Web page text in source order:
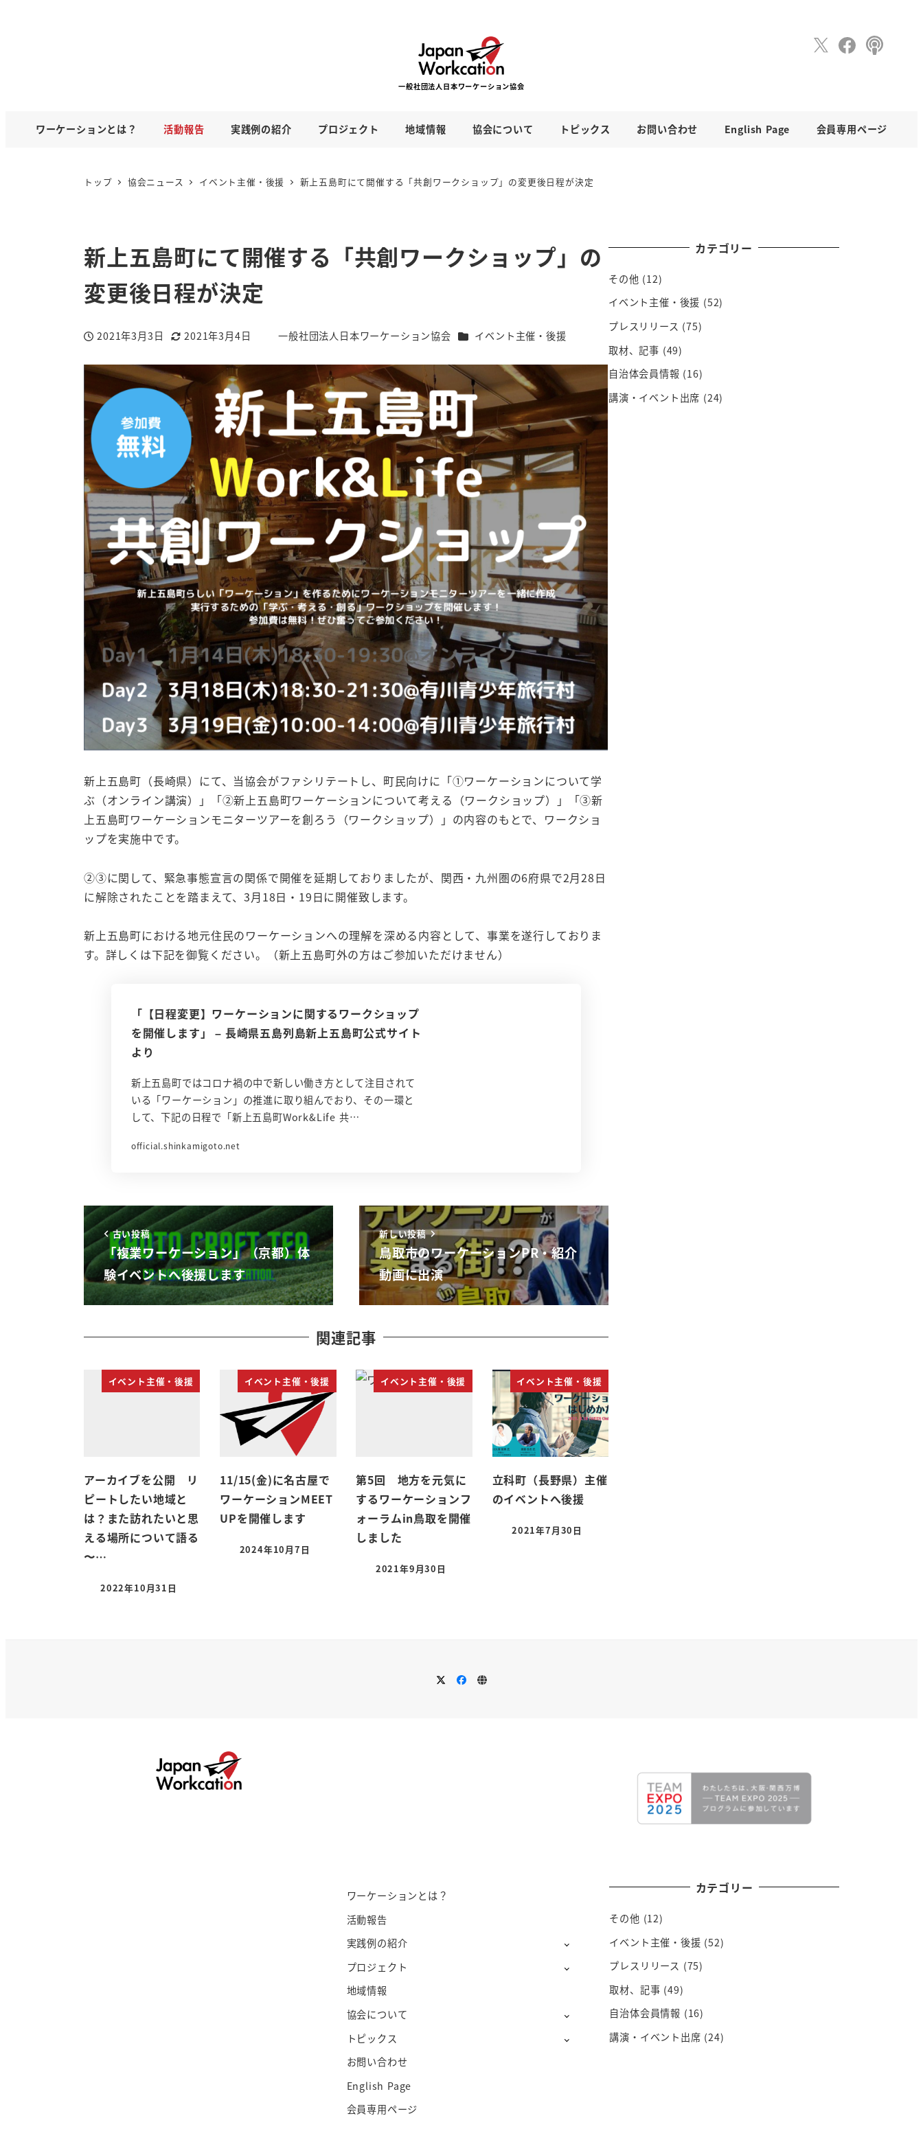
ワーケーションとは？ 活動報告 実践例の紹介 プロジェクト 地域情報 協会について トピックス お問い合わせ English Page 会員専用ページ
トップ 協会ニュース イベント主催・後援 新上五島町にて開催する「共創ワークショップ」の変更後日程が決定
新上五島町にて開催する「共創ワークショップ」の
変更後日程が決定
投稿日
2021年3月3日
更新日
2021年3月4日 一般社団法人日本ワーケーション協会 カテゴリー
イベント主催・後援
新上五島町（長崎県）にて、当協会がファシリテートし、町民向けに「①ワーケーションについて学
ぶ（オンライン講演）」「②新上五島町ワーケーションについて考える（ワークショップ）」「③新
上五島町ワーケーションモニターツアーを創ろう（ワークショップ）」の内容のもとで、ワークショ
ップを実施中です。
②③に関して、緊急事態宣言の関係で開催を延期しておりましたが、関西・九州圏の6府県で2月28日
に解除されたことを踏まえて、3月18日・19日に開催致します。
新上五島町における地元住民のワーケーションへの理解を深める内容として、事業を遂行しておりま
す。詳しくは下記を御覧ください。（新上五島町外の方はご参加いただけません）
「【日程変更】ワーケーションに関するワークショップ
を開催します」 – 長崎県五島列島新上五島町公式サイト
より
新上五島町ではコロナ禍の中で新しい働き方として注目されて
いる「ワーケーション」の推進に取り組んでおり、その一環と
して、下記の日程で「新上五島町Work&Life 共…
official.shinkamigoto.net
古い投稿
「複業ワーケーション」（京都）体
験イベントへ後援します
新しい投稿
鳥取市のワーケーションPR・紹介
動画に出演
関連記事
イベント主催・後援
アーカイブを公開 リ
ピートしたい地域と
は？また訪れたいと思
える場所について語る
〜…
2022年10月31日
イベント主催・後援
11/15(金)に名古屋で
ワーケーションMEET
UPを開催します
2024年10月7日
イベント主催・後援
第5回 地方を元気に
するワーケーションフ
ォーラムin鳥取を開催
しました
2021年9月30日
イベント主催・後援
立科町（長野県）主催
のイベントへ後援
2021年7月30日
カテゴリー
その他 (12)
イベント主催・後援 (52)
プレスリリース (75)
取材、記事 (49)
自治体会員情報 (16)
講演・イベント出席 (24)
ワーケーションとは？
活動報告
実践例の紹介
プロジェクト
地域情報
協会について
トピックス
お問い合わせ
English Page
会員専用ページ
カテゴリー
その他 (12)
イベント主催・後援 (52)
プレスリリース (75)
取材、記事 (49)
自治体会員情報 (16)
講演・イベント出席 (24)